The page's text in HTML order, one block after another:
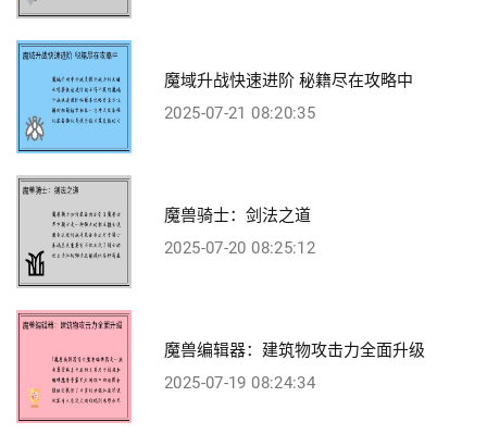
魔域升战快速进阶 秘籍尽在攻略中
2025-07-21 08:20:35
魔兽骑士：剑法之道
2025-07-20 08:25:12
魔兽编辑器：建筑物攻击力全面升级
2025-07-19 08:24:34